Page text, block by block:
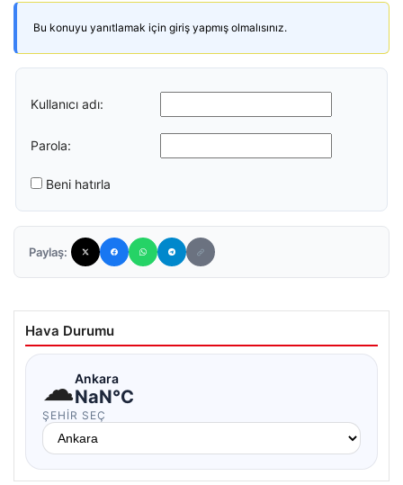
Bu konuyu yanıtlamak için giriş yapmış olmalısınız.
Kullanıcı adı:
Parola:
Beni hatırla
Paylaş:
Hava Durumu
☁Ankara
NaN°C
ŞEHIR SEÇ